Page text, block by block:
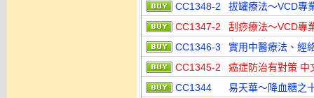
CC1348-2
拔罐療法～VCD專
CC1347-2
刮痧療法～VCD專
CC1346-3
實用中醫療法、經
CC1345-2
癌症防治有對策 中
CC1344
易天華～降血糖之